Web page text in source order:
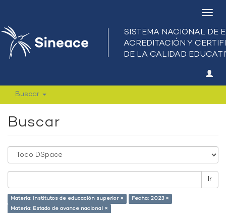
Buscar
Buscar
Ir
Materia: Institutos de educación superior ×
Fecha: 2023 ×
Materia: Estado de avance nacional ×